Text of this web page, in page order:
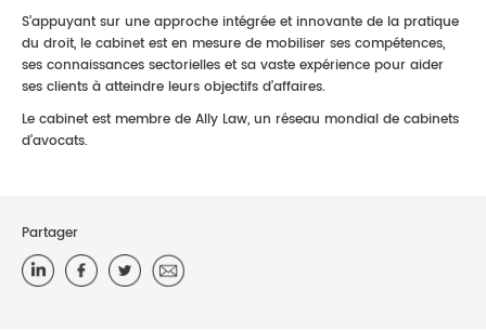
S’appuyant sur une approche intégrée et innovante de la pratique
du droit, le cabinet est en mesure de mobiliser ses compétences,
ses connaissances sectorielles et sa vaste expérience pour aider
ses clients à atteindre leurs objectifs d’affaires.
Le cabinet est membre de Ally Law, un réseau mondial de cabinets
d’avocats.
Partager